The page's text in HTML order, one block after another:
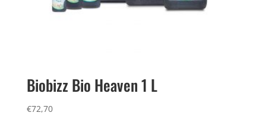
Biobizz Bio Heaven 1 L
€72,70